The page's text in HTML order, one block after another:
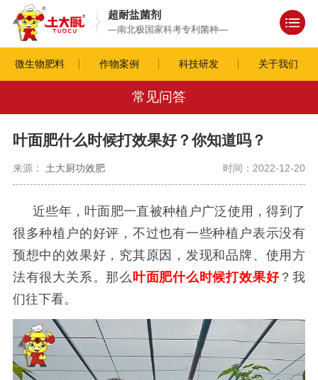
超耐盐菌剂
—南北极国家科考专利菌种—
微生物肥料 作物案例 科技研发 关于我们
常见问答
叶面肥什么时候打效果好？你知道吗？
来源： 土大厨功效肥 时间：2022-12-20
近些年，叶面肥一直被种植户广泛使用，得到了
很多种植户的好评，不过也有一些种植户表示没有
预想中的效果好，究其原因，发现和品牌、使用方
法有很大关系。那么叶面肥什么时候打效果好？我
们往下看。